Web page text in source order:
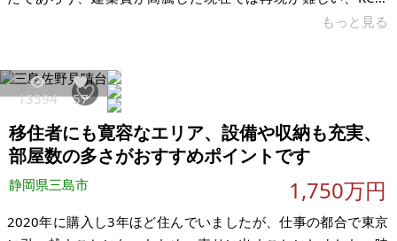
材・設計・スケールすべてに妥協のない一棟です。自分達の別
に売却を検討しております。別荘地内のため民泊できません。
＜この物件が「選ばれる理由」＞ • 圧倒的な開放感を誇る広い
リビング空間 • 多くのゲストをもてなせる本格仕様のキッチン
＆ダイニング • 森林に包ま
もっと見る
13594 57
移住者にも寛容なエリア、設備や収納も充実、
部屋数の多さがおすすめポイントです
静岡県三島市 1,750万円
2020年に購入し3年ほど住んでいましたが、仕事の都合で東京